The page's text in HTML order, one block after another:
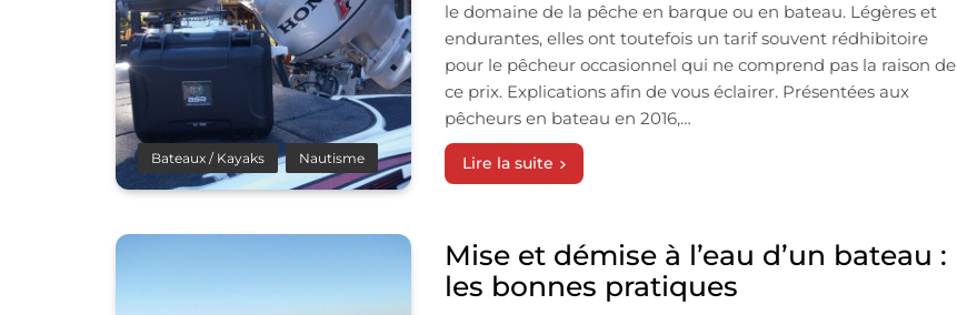
Bateaux / Kayaks Nautisme
le domaine de la pêche en barque ou en bateau. Légères et
endurantes, elles ont toutefois un tarif souvent rédhibitoire
pour le pêcheur occasionnel qui ne comprend pas la raison de
ce prix. Explications afin de vous éclairer. Présentées aux
pêcheurs en bateau en 2016,…
Lire la suite
Mise et démise à l’eau d’un bateau :
les bonnes pratiques